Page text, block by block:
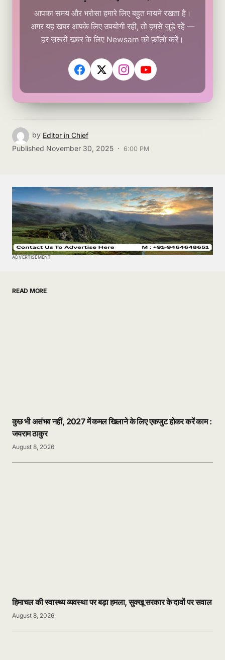
आपका समय और भरोसा हमारे लिए बहुत मायने रखता है।
अगर यह खबर आपके लिए उपयोगी रही, तो हमसे जुड़े रहें —
हर ज़रूरी खबर के लिए Newsam को फ़ॉलो करें।
by Editor in Chief
Published November 30, 2025 · 6:00 PM
ADVERTISEMENT
READ MORE
कुछ भी असंभव नहीं, 2027 में कमल खिलाने के लिए एकजुट होकर करें काम :
जयराम ठाकुर
August 8, 2026
हिमाचल की स्वास्थ्य व्यवस्था पर बड़ा हमला, सुक्खू सरकार के दावों पर सवाल
August 8, 2026